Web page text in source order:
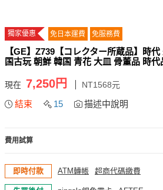
獨家優惠 免日本運費 免服務費
【GE】Z739【コレクター所蔵品】時
国古玩 朝鮮 韓国 青花 大皿 骨董品 時
現在 7,250円 NT1568元
結束 15 描述中說明
費用試算
即時付款 ATM轉帳 超商代碼繳費